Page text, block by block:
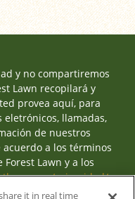
y no compartiremos
Lawn recopilará y
provea aquí, para
llamadas,
de nuestros
acuerdo a los términos
Lawn y a los
privacidad/
preferencias de
it in real time